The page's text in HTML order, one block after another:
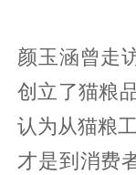
颜玉涵曾走
创立了猫粮
认为从猫粮
才是到消费